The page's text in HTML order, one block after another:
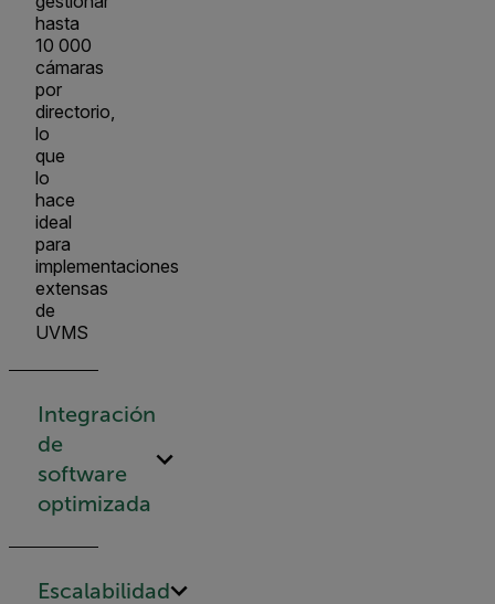
hasta
10 000
cámaras
por
directorio,
lo
que
lo
hace
ideal
para
implementaciones
extensas
de
UVMS
Integración
de
software
optimizada
Escalabilidad